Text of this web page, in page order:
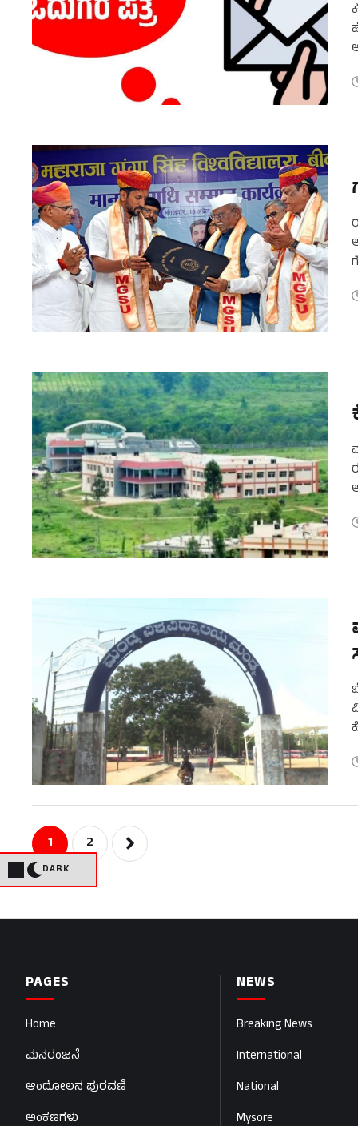
DARK
1 2
PAGES
Home
ಮನರಂಜನೆ
ಆಂದೋಲನ ಪುರವಣಿ
ಅಂಕಣಗಳು
NEWS
Breaking News
International
National
Mysore